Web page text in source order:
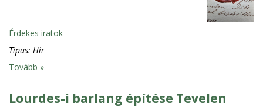
Érdekes iratok
Típus: Hír
Tovább »
Lourdes-i barlang építése Tevelen